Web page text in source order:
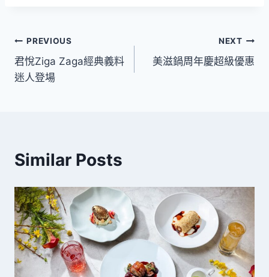
文
章
PREVIOUS
君悅Ziga Zaga經典義料
迷人登場
NEXT
美滋鍋周年慶超級優惠
Similar Posts